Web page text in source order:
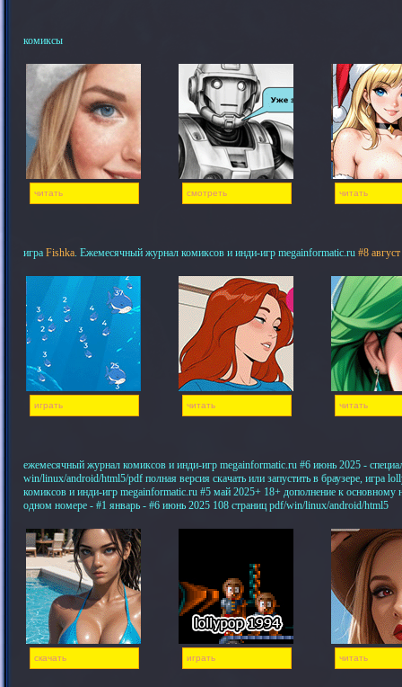
комиксы
читать смотреть читать
игра Fishka. Ежемесячный журнал комиксов и инди-игр megainformatic.ru #8
играть читать читать
ежемесячный журнал комиксов и инди-игр megainformatic.ru #6 июнь 2025 -
win/linux/android/html5/pdf полная версия скачать или запустить в браузере, игра
комиксов и инди-игр megainformatic.ru #5 май 2025+ 18+ дополнение к основному
одном номере - #1 январь - #6 июнь 2025 108 страниц pdf/win/linux/android/html5
скачать играть читать